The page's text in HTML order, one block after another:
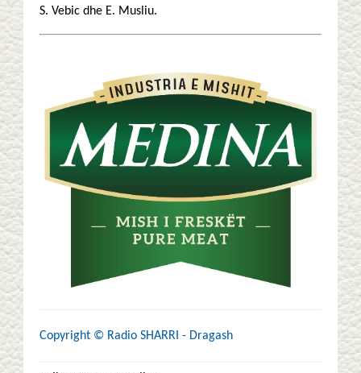
S. Vebic dhe E. Musliu.
Copyright © Radio SHARRI - Dragash